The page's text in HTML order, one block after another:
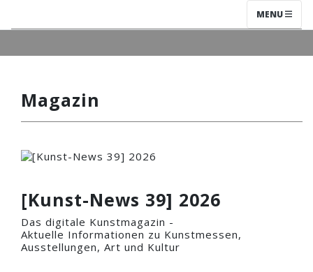
MENU
Magazin
[Kunst-News 39] 2026
Das digitale Kunstmagazin -
Aktuelle Informationen zu Kunstmessen,
Ausstellungen, Art und Kultur